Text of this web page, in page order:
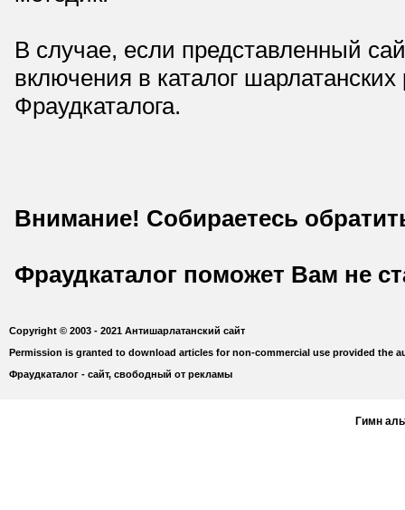
В случае, если представленный
включения в каталог
Фраудкаталога.
Внимание! Собираетесь
Фраудкаталог поможет Вам не
Copyright © 2003 - 2021 Антишарлатанский сайт
Permission is granted to download articles for non-commercial use provided the
Фраудкаталог - сайт, свободный от рекламы
Гимн